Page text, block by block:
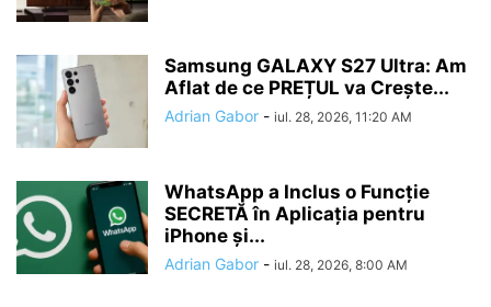
Samsung GALAXY S27 Ultra: Am
Aflat de ce PREȚUL va Crește...
Adrian Gabor - iul. 28, 2026, 11:20 AM
WhatsApp a Inclus o Funcție
SECRETĂ în Aplicația pentru
iPhone și...
Adrian Gabor - iul. 28, 2026, 8:00 AM